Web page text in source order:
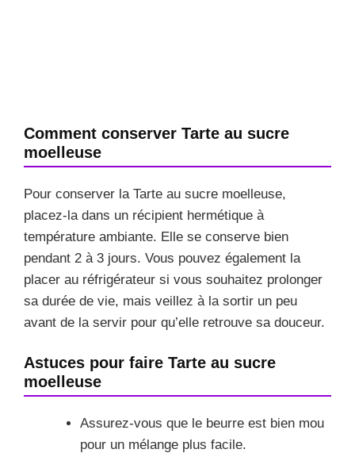
Comment conserver Tarte au sucre
moelleuse
Pour conserver la Tarte au sucre moelleuse,
placez-la dans un récipient hermétique à
température ambiante. Elle se conserve bien
pendant 2 à 3 jours. Vous pouvez également la
placer au réfrigérateur si vous souhaitez prolonger
sa durée de vie, mais veillez à la sortir un peu
avant de la servir pour qu’elle retrouve sa douceur.
Astuces pour faire Tarte au sucre
moelleuse
Assurez-vous que le beurre est bien mou
pour un mélange plus facile.